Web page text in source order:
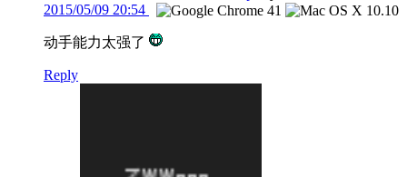
2015/05/09 20:54
动手能力太强了
Reply